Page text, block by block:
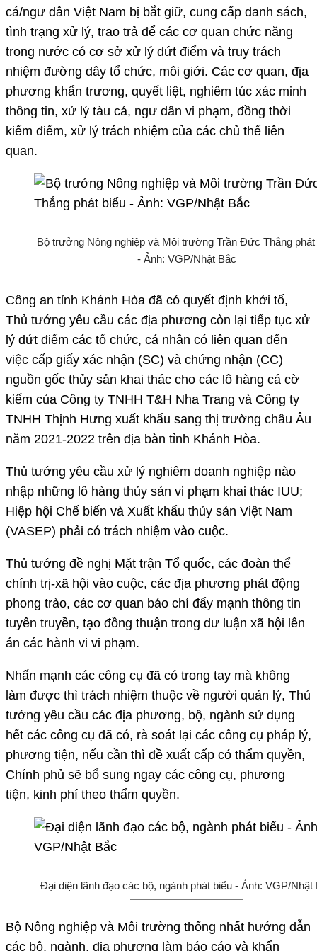
cá/ngư dân Việt Nam bị bắt giữ, cung cấp danh sách,
tình trạng xử lý, trao trả để các cơ quan chức năng
trong nước có cơ sở xử lý dứt điểm và truy trách
nhiệm đường dây tổ chức, môi giới. Các cơ quan, địa
phương khẩn trương, quyết liệt, nghiêm túc xác minh
thông tin, xử lý tàu cá, ngư dân vi phạm, đồng thời
kiểm điểm, xử lý trách nhiệm của các chủ thể liên
quan.
Bộ trưởng Nông nghiệp và Môi trường Trần Đức Thắng phát
- Ảnh: VGP/Nhật Bắc
Công an tỉnh Khánh Hòa đã có quyết định khởi tố,
Thủ tướng yêu cầu các địa phương còn lại tiếp tục xử
lý dứt điểm các tổ chức, cá nhân có liên quan đến
việc cấp giấy xác nhận (SC) và chứng nhận (CC)
nguồn gốc thủy sản khai thác cho các lô hàng cá cờ
kiếm của Công ty TNHH T&H Nha Trang và Công ty
TNHH Thịnh Hưng xuất khẩu sang thị trường châu Âu
năm 2021-2022 trên địa bàn tỉnh Khánh Hòa.
Thủ tướng yêu cầu xử lý nghiêm doanh nghiệp nào
nhập những lô hàng thủy sản vi phạm khai thác IUU;
Hiệp hội Chế biến và Xuất khẩu thủy sản Việt Nam
(VASEP) phải có trách nhiệm vào cuộc.
Thủ tướng đề nghị Mặt trận Tổ quốc, các đoàn thể
chính trị-xã hội vào cuộc, các địa phương phát động
phong trào, các cơ quan báo chí đẩy mạnh thông tin
tuyên truyền, tạo đồng thuận trong dư luận xã hội lên
án các hành vi vi phạm.
Nhấn mạnh các công cụ đã có trong tay mà không
làm được thì trách nhiệm thuộc về người quản lý, Thủ
tướng yêu cầu các địa phương, bộ, ngành sử dụng
hết các công cụ đã có, rà soát lại các công cụ pháp lý,
phương tiện, nếu cần thì đề xuất cấp có thẩm quyền,
Chính phủ sẽ bổ sung ngay các công cụ, phương
tiện, kinh phí theo thẩm quyền.
Đại diện lãnh đạo các bộ, ngành phát biểu - Ảnh: VGP/Nhật
Bộ Nông nghiệp và Môi trường thống nhất hướng dẫn
các bộ, ngành, địa phương làm báo cáo và khẩn